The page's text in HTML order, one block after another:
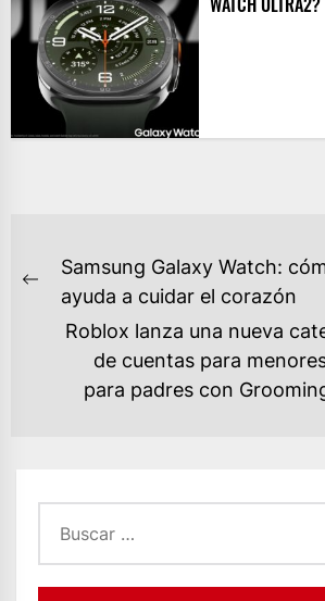
NAVEGACIÓN
DE
ENTRADAS
Previous
post:
Samsung Galaxy Watch:
ayuda a cuidar el corazón
Roblox lanza una nueva
de cuentas para
para padres con